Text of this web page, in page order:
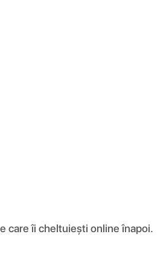
care îi cheltuiești online înapoi.